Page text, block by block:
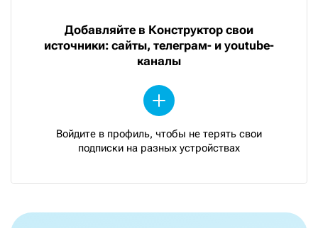
Добавляйте в Конструктор свои
источники: сайты, телеграм- и youtube-
каналы
Войдите в профиль, чтобы не терять свои
подписки на разных устройствах